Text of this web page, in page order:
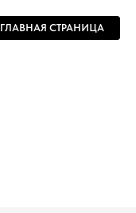
ГЛАВНАЯ СТРАНИЦА